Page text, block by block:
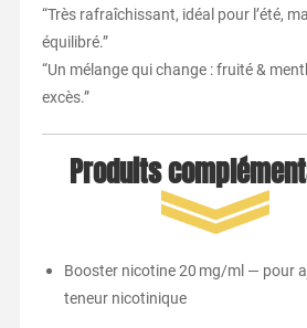
“Très rafraîchissant, idéal pour l’été,
équilibré.”
“Un mélange qui change : fruité &
excès.”
Produits
Booster nicotine 20 mg/ml — pour
teneur nicotinique